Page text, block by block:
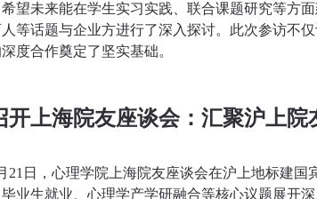
望未来能在学生实习实践、联合课题研究等方
等话题与企业方进行了深入探讨。此次参访不
度合作奠定了坚实基础。
开上海院友座谈会：汇聚沪上院
21日，心理学院上海院友座谈会在沪上地标建
业生就业、心理学产学研融合等核心议题展开